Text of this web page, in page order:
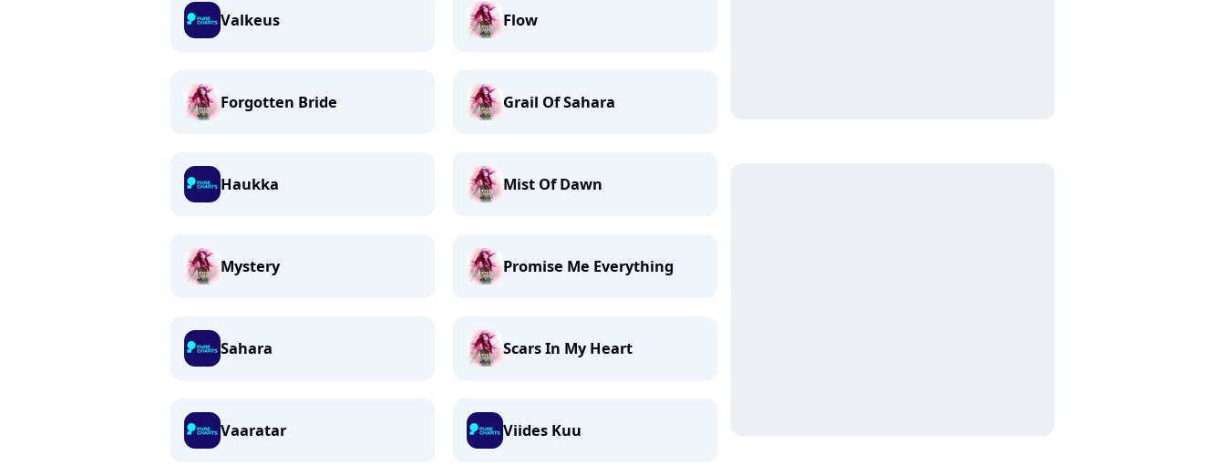
Valkeus Flow
Forgotten Bride Grail Of Sahara
Haukka Mist Of Dawn
Mystery Promise Me Everything
Sahara Scars In My Heart
Vaaratar Viides Kuu